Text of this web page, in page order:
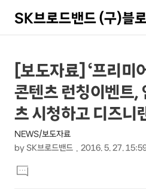
SK브로드밴드 (구)블
상
세
컨
텐
츠
본
문
제
목
[보도자료] ‘프리미
콘텐츠 런칭이벤트,
츠 시청하고 디즈니
NEWS/보도자료
by SK브로드밴드 2016. 5. 27.
문
댓
글